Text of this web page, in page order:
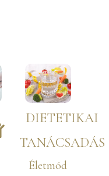
DIETETIKAI
TANÁCSADÁS
Életmód